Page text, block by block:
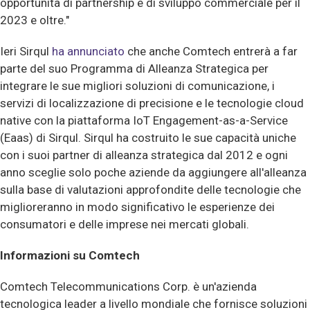
opportunità di partnership e di sviluppo commerciale per il
2023 e oltre."
Ieri Sirqul ha annunciato che anche Comtech entrerà a far
parte del suo Programma di Alleanza Strategica per
integrare le sue migliori soluzioni di comunicazione, i
servizi di localizzazione di precisione e le tecnologie cloud
native con la piattaforma IoT Engagement-as-a-Service
(Eaas) di Sirqul. Sirqul ha costruito le sue capacità uniche
con i suoi partner di alleanza strategica dal 2012 e ogni
anno sceglie solo poche aziende da aggiungere all'alleanza
sulla base di valutazioni approfondite delle tecnologie che
miglioreranno in modo significativo le esperienze dei
consumatori e delle imprese nei mercati globali.
Informazioni su Comtech
Comtech Telecommunications Corp. è un'azienda
tecnologica leader a livello mondiale che fornisce soluzioni